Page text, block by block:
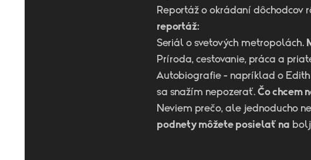
Reportáž o okrádaní dôchodcov
reportáž:
Seriál o svetových metropolách.
Príroda, cestovanie, práca a
Autobiografie - napríklad o Edith
sa snažím nepozerať. Čo chcem
Neviem prečo, ale jednoducho
podnety môžete posielať na